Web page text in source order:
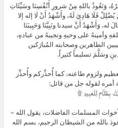
وَنَعُوذُ باللهِ مِنْ شرورِ أَنْفُسِنَا وسَيِّئَاتِ
فَلَا هَادِيَ لَهُ، وأَشْهَدُ أَنْ لَا إله إلا
له، وَأَشْهَدُ أَنَّ سيدنا ونَبِيَّنَا وَحَبِيبَنَا
وأمينهُ على وحيهِ ونجيبهُ من عبادهِ،
الطاهرين وصحابته المُبارَكين
وسَلَّمَ تسليماً كثيراً.
ولزوم طاعته، كما أُحذِّركم وأُحذِّر
لقوله جل من قائل:
بِظَلَّامٍ لِّلْعَبِيدِ ۩
المسلمات الفاضلات، يقول الله –
بالله من الشيطان الرجيم، بسم الله